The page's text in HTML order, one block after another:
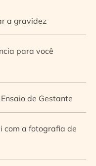
a gravidez
para você
de Gestante
com a fotografia de